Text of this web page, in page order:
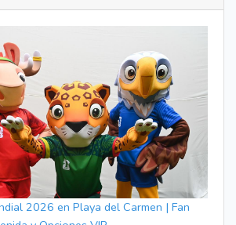
2026 en Playa del Carmen | Fan